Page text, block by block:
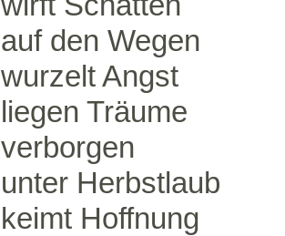
auf den Wegen
wurzelt Angst
liegen Träume
verborgen
unter Herbstlaub
keimt Hoffnung